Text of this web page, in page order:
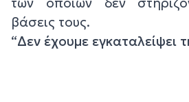
βάσεις τους.
“Δεν έχουμε εγκαταλείψει